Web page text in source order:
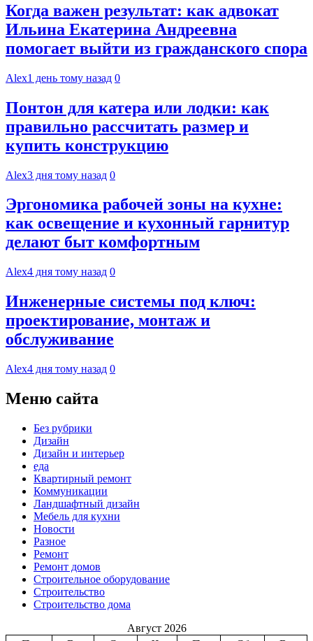
Когда важен результат: как адвокат
Ильина Екатерина Андреевна
помогает выйти из гражданского спора
Alex1 день тому назад 0
Понтон для катера или лодки: как
правильно рассчитать размер и
купить конструкцию
Alex3 дня тому назад 0
Эргономика рабочей зоны на кухне:
как освещение и кухонный гарнитур
делают быт комфортным
Alex4 дня тому назад 0
Инженерные системы под ключ:
проектирование, монтаж и
обслуживание
Alex4 дня тому назад 0
Меню сайта
Без рубрики
Дизайн
Дизайн и интерьер
еда
Квартирный ремонт
Коммуникации
Ландшафтный дизайн
Мебель для кухни
Новости
Разное
Ремонт
Ремонт домов
Строительное оборудование
Строительство
Строительство дома
Август 2026